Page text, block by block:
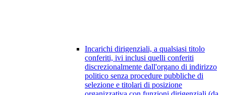
Incarichi dirigenziali, a qualsiasi titolo
conferiti, ivi inclusi quelli conferiti
discrezionalmente dall'organo di indirizzo
politico senza procedure pubbliche di
selezione e titolari di posizione